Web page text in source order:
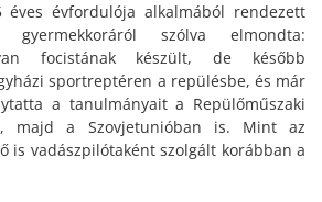
évfordulója alkalmából rendezett
gyermekkoráról szólva elmondta:
focistának készült, de később
sportreptéren a repülésbe, és már
a tanulmányait a Repülőműszaki
majd a Szovjetunióban is. Mint az
is vadászpilótaként szolgált korábban a